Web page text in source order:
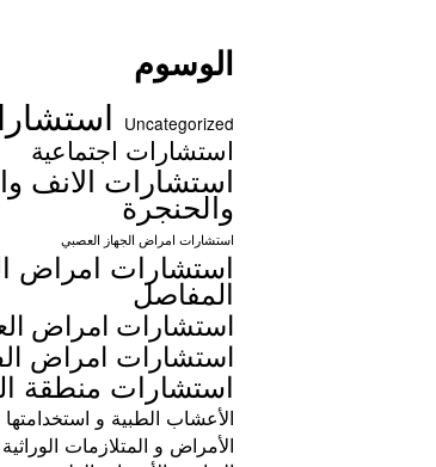
الوسوم
Uncategorized
استشارات اجتماعية
استشارات الانف
والحنجرة
استشارات امراض الجهاز العصبي
استشارات امراض
المفاصل
استشارات امراض
استشارات امراض
استشارات منطقة
الأعشاب الطبية و استخدامتها
الأمراض و المتلازمات الوراثية